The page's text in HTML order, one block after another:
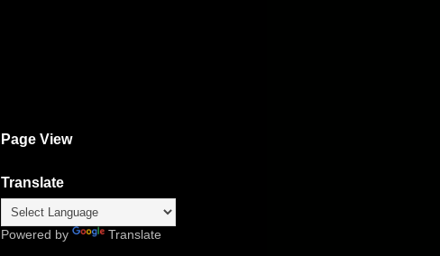
Page View
Translate
Powered by Translate